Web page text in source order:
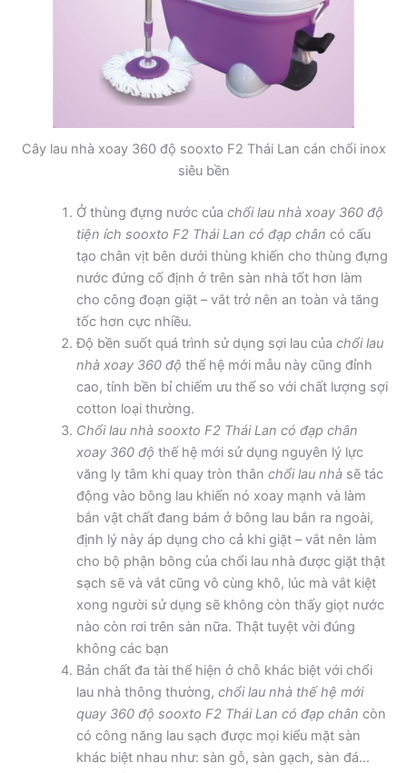
Cây lau nhà xoay 360 độ sooxto F2 Thái Lan cán chổi inox
siêu bền
Ở thùng đựng nước của chổi lau nhà xoay 360 độ
tiện ích sooxto F2 Thái Lan có đạp chân có cấu
tạo chân vịt bên dưới thùng khiến cho thùng đựng
nước đứng cố định ở trên sàn nhà tốt hơn làm
cho công đoạn giặt – vắt trở nên an toàn và tăng
tốc hơn cực nhiều.
Độ bền suốt quá trình sử dụng sợi lau của chổi lau
nhà xoay 360 độ thế hệ mới mẫu này cũng đỉnh
cao, tính bền bỉ chiếm ưu thế so với chất lượng sợi
cotton loại thường.
Chổi lau nhà sooxto F2 Thái Lan có đạp chân
xoay 360 độ thế hệ mới sử dụng nguyên lý lực
văng ly tâm khi quay tròn thân chổi lau nhàsẽ tác
động vào bông lau khiến nó xoay mạnh và làm
bắn vật chất đang bám ở bông lau bắn ra ngoài,
định lý này áp dụng cho cả khi giặt – vắt nên làm
cho bộ phận bông của chổi lau nhà được giặt thật
sạch sẽ và vắt cũng vô cùng khô, lúc mà vắt kiệt
xong người sử dụng sẽ không còn thấy giọt nước
nào còn rơi trên sàn nữa. Thật tuyệt vời đúng
không các bạn
Bản chất đa tài thể hiện ở chỗ khác biệt với chổi
lau nhà thông thường, chổi lau nhà thế hệ mới
quay 360 độ sooxto F2 Thái Lan có đạp chân còn
có công năng lau sạch được mọi kiểu mặt sàn
khác biệt nhau như: sàn gỗ, sàn gạch, sàn đá…